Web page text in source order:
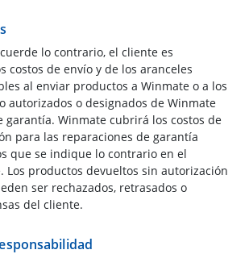
lo contrario, el cliente es
costos de envío y de los aranceles
al enviar productos a Winmate o a los
autorizados o designados de Winmate
garantía. Winmate cubrirá los costos de
para las reparaciones de garantía
que se indique lo contrario en el
Los productos devueltos sin autorización
ser rechazados, retrasados o
del cliente.